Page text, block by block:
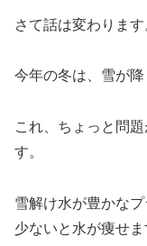
さて話は変わります
今年の冬は、雪が降
これ、ちょっと問
す。
雪解け水が豊かな
少ないと水が痩せま